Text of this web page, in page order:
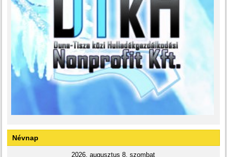
Névnap
2026. augusztus 8. szombat